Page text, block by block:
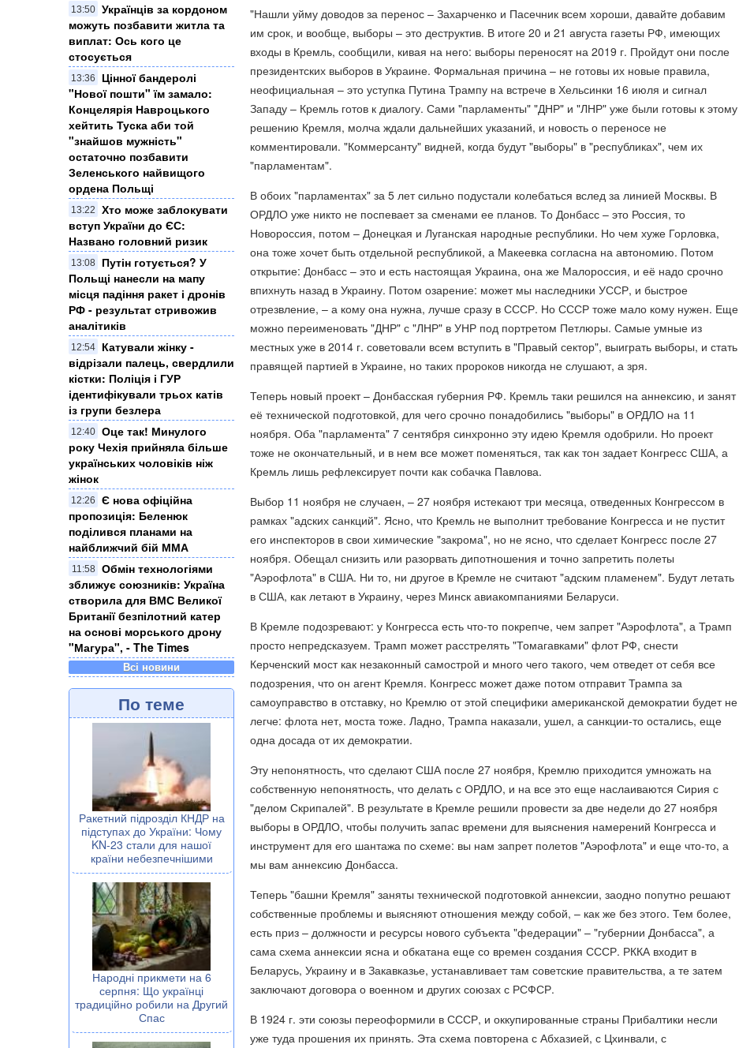
13:50 Українців за кордоном
можуть позбавити житла та
виплат: Ось кого це
стосується
13:36
Цінної бандеролі
"Нової пошти" їм замало:
Концелярія Навроцького
хейтить Туска аби той
"знайшов мужність"
остаточно позбавити
Зеленського найвищого
ордена Польщі
13:22
Хто може заблокувати
вступ України до ЄС:
Названо головний ризик
13:08
Путін готується? У
Польщі нанесли на мапу
місця падіння ракет і дронів
РФ - результат стривожив
аналітиків
12:54
Катували жінку -
відрізали палець, свердлили
кістки: Поліція і ГУР
ідентифікували трьох катів
із групи безлера
12:40 Оце так! Минулого
року Чехія прийняла більше
українських чоловіків ніж
жінок
12:26
Є нова офіційна
пропозиція: Беленюк
поділився планами на
найближчий бій ММА
11:58
Обмін технологіями
зближує союзників: Україна
створила для ВМС Великої
Британії безпілотний катер
на основі морського дрону
"Магура", - The Times
Всі новини
По теме
Ракетний підрозділ КНДР на
підступах до України: Чому
KN-23 стали для нашої
країни небезпечнішими
Народні прикмети на 6
серпня: Що українці
традиційно робили на Другий
Спас
"Нашли уйму доводов за перенос – Захарченко и Пасечник всем хороши, давайте добавим
им срок, и вообще, выборы – это деструктив. В итоге 20 и 21 августа газеты РФ, имеющих
входы в Кремль, сообщили, кивая на него: выборы переносят на 2019 г. Пройдут они после
президентских выборов в Украине. Формальная причина – не готовы их новые правила,
неофициальная – это уступка Путина Трампу на встрече в Хельсинки 16 июля и сигнал
Западу – Кремль готов к диалогу. Сами "парламенты" "ДНР" и "ЛНР" уже были готовы к этому
решению Кремля, молча ждали дальнейших указаний, и новость о переносе не
комментировали. "Коммерсанту" видней, когда будут "выборы" в "республиках", чем их
"парламентам".
В обоих "парламентах" за 5 лет сильно подустали колебаться вслед за линией Москвы. В
ОРДЛО уже никто не поспевает за сменами ее планов. То Донбасс – это Россия, то
Новороссия, потом – Донецкая и Луганская народные республики. Но чем хуже Горловка,
она тоже хочет быть отдельной республикой, а Макеевка согласна на автономию. Потом
открытие: Донбасс – это и есть настоящая Украина, она же Малороссия, и её надо срочно
впихнуть назад в Украину. Потом озарение: может мы наследники УССР, и быстрое
отрезвление, – а кому она нужна, лучше сразу в СССР. Но СССР тоже мало кому нужен. Еще
можно переименовать "ДНР" с "ЛНР" в УНР под портретом Петлюры. Самые умные из
местных уже в 2014 г. советовали всем вступить в "Правый сектор", выиграть выборы, и стать
правящей партией в Украине, но таких пророков никогда не слушают, а зря.
Теперь новый проект – Донбасская губерния РФ. Кремль таки решился на аннексию, и занят
её технической подготовкой, для чего срочно понадобились "выборы" в ОРДЛО на 11
ноября. Оба "парламента" 7 сентября синхронно эту идею Кремля одобрили. Но проект
тоже не окончательный, и в нем все может поменяться, так как тон задает Конгресс США, а
Кремль лишь рефлексирует почти как собачка Павлова.
Выбор 11 ноября не случаен, – 27 ноября истекают три месяца, отведенных Конгрессом в
рамках "адских санкций". Ясно, что Кремль не выполнит требование Конгресса и не пустит
его инспекторов в свои химические "закрома", но не ясно, что сделает Конгресс после 27
ноября. Обещал снизить или разорвать дипотношения и точно запретить полеты
"Аэрофлота" в США. Ни то, ни другое в Кремле не считают "адским пламенем". Будут летать
в США, как летают в Украину, через Минск авиакомпаниями Беларуси.
В Кремле подозревают: у Конгресса есть что-то покрепче, чем запрет "Аэрофлота", а Трамп
просто непредсказуем. Трамп может расстрелять "Томагавками" флот РФ, снести
Керченский мост как незаконный самострой и много чего такого, чем отведет от себя все
подозрения, что он агент Кремля. Конгресс может даже потом отправит Трампа за
самоуправство в отставку, но Кремлю от этой специфики американской демократии будет не
легче: флота нет, моста тоже. Ладно, Трампа наказали, ушел, а санкции-то остались, еще
одна досада от их демократии.
Эту непонятность, что сделают США после 27 ноября, Кремлю приходится умножать на
собственную непонятность, что делать с ОРДЛО, и на все это еще наслаиваются Сирия с
"делом Скрипалей". В результате в Кремле решили провести за две недели до 27 ноября
выборы в ОРДЛО, чтобы получить запас времени для выяснения намерений Конгресса и
инструмент для его шантажа по схеме: вы нам запрет полетов "Аэрофлота" и еще что-то, а
мы вам аннексию Донбасса.
Теперь "башни Кремля" заняты технической подготовкой аннексии, заодно попутно решают
собственные проблемы и выясняют отношения между собой, – как же без этого. Тем более,
есть приз – должности и ресурсы нового субъекта "федерации" – "губернии Донбасса", а
сама схема аннексии ясна и обкатана еще со времен создания СССР. РККА входит в
Беларусь, Украину и в Закавказье, устанавливает там советские правительства, а те затем
заключают договора о военном и других союзах с РСФСР.
В 1924 г. эти союзы переоформили в СССР, и оккупированные страны Прибалтики несли
уже туда прошения их принять. Эта схема повторена с Абхазией, с Цхинвали, с